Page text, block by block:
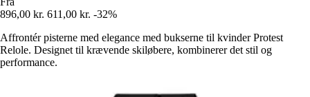
896,00 kr. 611,00 kr. -32%
Affrontér pisterne med elegance med bukserne til kvinder Protest
Relole. Designet til krævende skiløbere, kombinerer det stil og
performance.